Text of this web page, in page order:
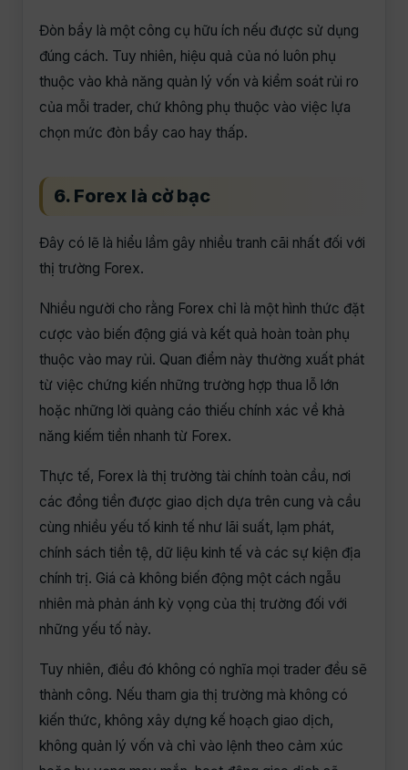
Đòn bẩy là một công cụ hữu ích nếu được sử dụng
đúng cách. Tuy nhiên, hiệu quả của nó luôn phụ
thuộc vào khả năng quản lý vốn và kiểm soát rủi ro
của mỗi trader, chứ không phụ thuộc vào việc lựa
chọn mức đòn bẩy cao hay thấp.
6. Forex là cờ bạc
Đây có lẽ là hiểu lầm gây nhiều tranh cãi nhất đối với
thị trường Forex.
Nhiều người cho rằng Forex chỉ là một hình thức đặt
cược vào biến động giá và kết quả hoàn toàn phụ
thuộc vào may rủi. Quan điểm này thường xuất phát
từ việc chứng kiến những trường hợp thua lỗ lớn
hoặc những lời quảng cáo thiếu chính xác về khả
năng kiếm tiền nhanh từ Forex.
Thực tế, Forex là thị trường tài chính toàn cầu, nơi
các đồng tiền được giao dịch dựa trên cung và cầu
cùng nhiều yếu tố kinh tế như lãi suất, lạm phát,
chính sách tiền tệ, dữ liệu kinh tế và các sự kiện địa
chính trị. Giá cả không biến động một cách ngẫu
nhiên mà phản ánh kỳ vọng của thị trường đối với
những yếu tố này.
Tuy nhiên, điều đó không có nghĩa mọi trader đều sẽ
thành công. Nếu tham gia thị trường mà không có
kiến thức, không xây dựng kế hoạch giao dịch,
không quản lý vốn và chỉ vào lệnh theo cảm xúc